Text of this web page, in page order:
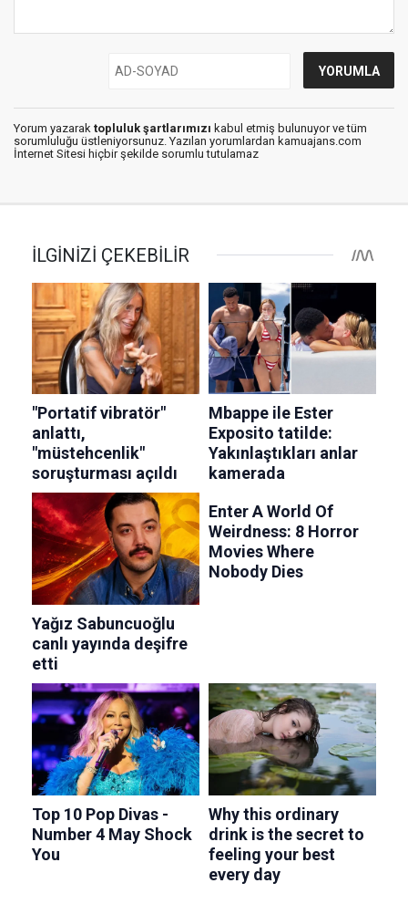
Yorum yazarak topluluk şartlarımızı kabul etmiş bulunuyor ve tüm
sorumluluğu üstleniyorsunuz. Yazılan yorumlardan kamuajans.com
İnternet Sitesi hiçbir şekilde sorumlu tutulamaz